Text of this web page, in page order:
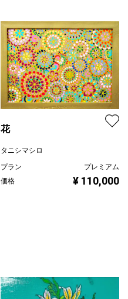
花
タニシマシロ
プラン
プレミアム
価格
¥ 110,000